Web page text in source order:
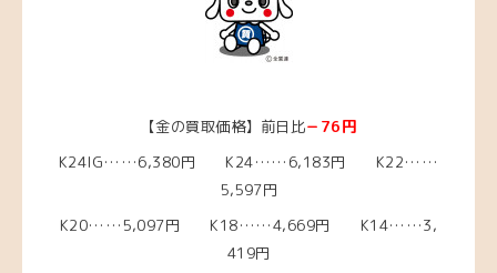
【金の買取価格】前日比－76円
K24IG……6,380円 K24……6,183円 K22……
5,597円
K20……5,097円 K18……4,669円 K14……3,
419円